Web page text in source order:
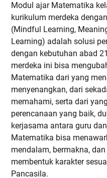
Modul ajar Matematika
kurikulum merdeka
(Mindful Learning,
Learning) adalah solusi
dengan kebutuhan abad
merdeka ini bisa
Matematika dari yang
menyenangkan, dari
memahami, serta dari
perencanaan yang baik,
kerjasama antara guru
Matematika bisa
mendalam, bermakna,
membentuk karakter
Pancasila.